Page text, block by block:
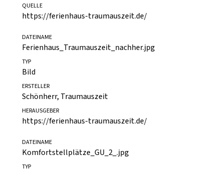
ERSTELLER
QUELLE
https://ferienhaus-traumauszeit.de/
DATEINAME
Ferienhaus_Traumauszeit_nachher.jpg
TYP
Bild
ERSTELLER
HERAUSGEBER
https://ferienhaus-traumauszeit.de/